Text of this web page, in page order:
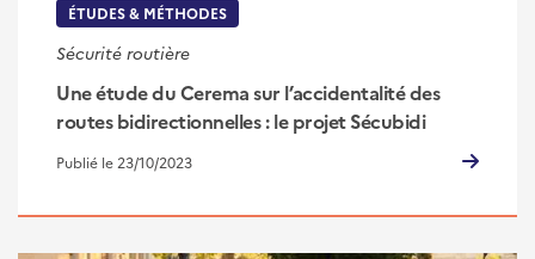
ÉTUDES & MÉTHODES
Sécurité routière
Une étude du Cerema sur l’accidentalité des
routes bidirectionnelles : le projet Sécubidi
Publié le 23/10/2023